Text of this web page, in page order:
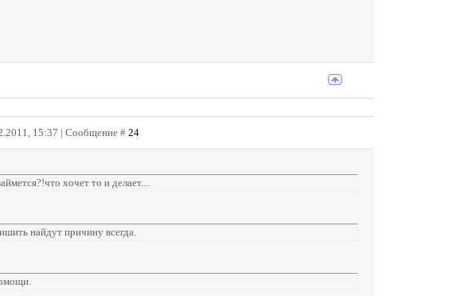
15:37 | Сообщение #24
хочет то и делает....
найдут причину всегда.